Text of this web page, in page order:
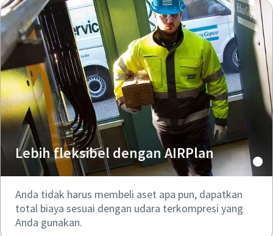
Lebih fleksibel dengan AIRPlan
Anda tidak harus membeli aset apa pun, dapatkan
total biaya sesuai dengan udara terkompresi yang
Anda gunakan.